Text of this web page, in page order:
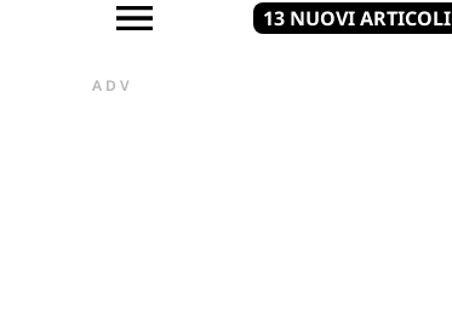
13 NUOVI ARTICOLI
ADV